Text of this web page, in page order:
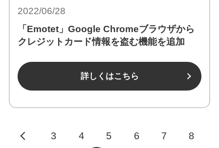
2022/06/28
「Emotet」Google Chromeブラウザから
クレジットカード情報を盗む機能を追加
詳しくはこちら
3 4 5 6 7 8